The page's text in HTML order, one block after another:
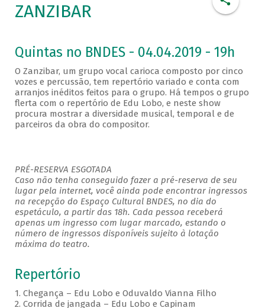
ZANZIBAR
Quintas no BNDES - 04.04.2019 - 19h
O Zanzibar, um grupo vocal carioca composto por cinco
vozes e percussão, tem repertório variado e conta com
arranjos inéditos feitos para o grupo. Há tempos o grupo
flerta com o repertório de Edu Lobo, e neste show
procura mostrar a diversidade musical, temporal e de
parceiros da obra do compositor.
PRÉ-RESERVA ESGOTADA
Caso não tenha conseguido fazer a pré-reserva de seu
lugar pela internet, você ainda pode encontrar ingressos
na recepção do Espaço Cultural BNDES, no dia do
espetáculo, a partir das 18h. Cada pessoa receberá
apenas um ingresso com lugar marcado, estando o
número de ingressos disponíveis sujeito à lotação
máxima do teatro.
Repertório
1. Chegança – Edu Lobo e Oduvaldo Vianna Filho
2. Corrida de jangada – Edu Lobo e Capinam